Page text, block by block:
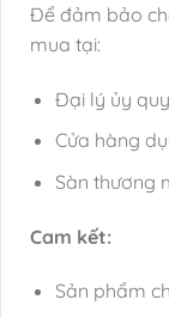
Để đảm bảo
mua tại:
Đại lý ủy
Cửa hàng
Sàn thương
Cam kết:
Sản phẩm